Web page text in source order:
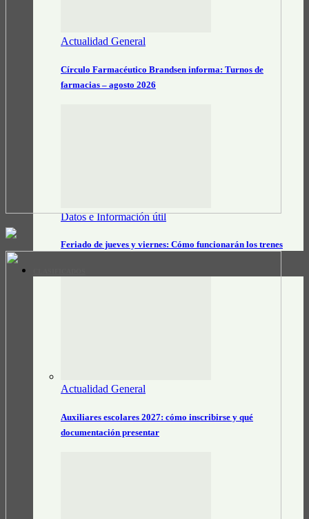
Actualidad General
Círculo Farmacéutico Brandsen informa: Turnos de
farmacias – agosto 2026
Datos e Información útil
Feriado de jueves y viernes: Cómo funcionarán los trenes
Actualidad General
Auxiliares escolares 2027: cómo inscribirse y qué
documentación presentar